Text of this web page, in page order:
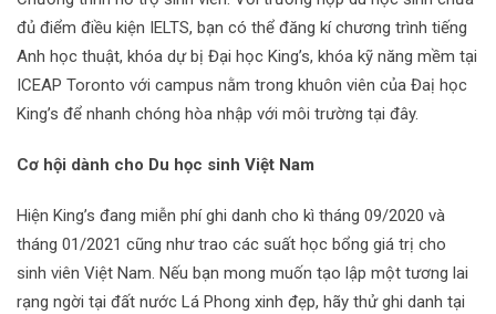
đủ điểm điều kiện IELTS, bạn có thể đăng kí chương trình tiếng
Anh học thuật, khóa dự bị Đại học King’s, khóa kỹ năng mềm tại
ICEAP Toronto với campus nằm trong khuôn viên của Đaị học
King’s để nhanh chóng hòa nhập với môi trường tại đây.
Cơ hội dành cho Du học sinh Việt Nam
Hiện King’s đang miễn phí ghi danh cho kì tháng 09/2020 và
tháng 01/2021 cũng như trao các suất học bổng giá trị cho
sinh viên Việt Nam. Nếu bạn mong muốn tạo lập một tương lai
rạng ngời tại đất nước Lá Phong xinh đẹp, hãy thử ghi danh tại